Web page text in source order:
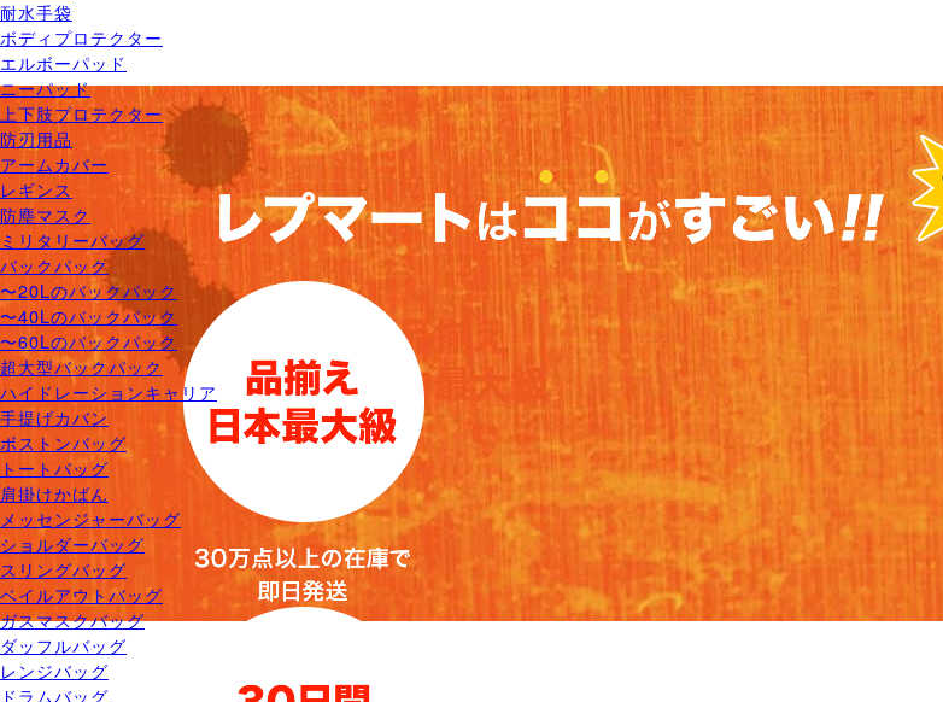
耐水手袋
ボディプロテクター
エルボーパッド
ニーパッド
上下肢プロテクター
防刃用品
アームカバー
レギンス
防塵マスク
ミリタリーバッグ
バックパック
〜20Lのバックパック
〜40Lのバックパック
〜60Lのバックパック
超大型バックパック
ハイドレーションキャリア
手提げカバン
ボストンバッグ
トートバッグ
肩掛けかばん
メッセンジャーバッグ
ショルダーバッグ
スリングバッグ
ベイルアウトバッグ
ガスマスクバッグ
ダッフルバッグ
レンジバッグ
ドラムバッグ